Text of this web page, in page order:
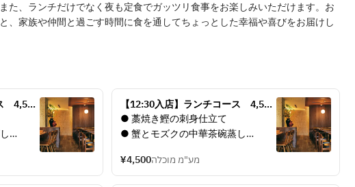
た、ランチだけでなく夜も定食でガッツリ食事をお楽しみいただけます。お
、家族や仲間と過ごす時間に食を通してちょっとした幸福や喜びをお届けし
　4,500
黒酢ソ
【12:30入店】ランチコース　4,500
円（税込）
● 藁焼き鰹の刺身仕立て
● 蟹とモズクの中華茶碗蒸し
パン添え
● 柔らか豚肉団子と旬野菜の黒酢ソ
¥4,500מע"מ מוכלה